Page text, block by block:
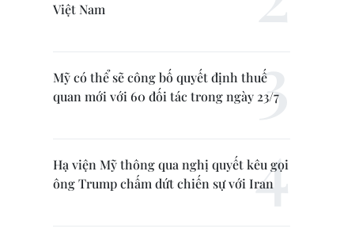
Việt Nam
Mỹ có thể sẽ công bố quyết định thuế
quan mới với 60 đối tác trong ngày 23/7
Hạ viện Mỹ thông qua nghị quyết kêu gọi
ông Trump chấm dứt chiến sự với Iran